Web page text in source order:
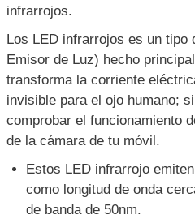
infrarrojos.
Los LED infrarrojos es un tipo
Emisor de Luz) hecho
transforma la corriente
invisible para el ojo humano;
comprobar el funcionamiento
de la cámara de tu móvil.
Estos LED infrarrojo
como longitud de onda
de banda de 50nm.